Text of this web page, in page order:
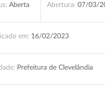
Aberta Abertura: 07/03/
em: 16/02/2023
Prefeitura de Clevelândia